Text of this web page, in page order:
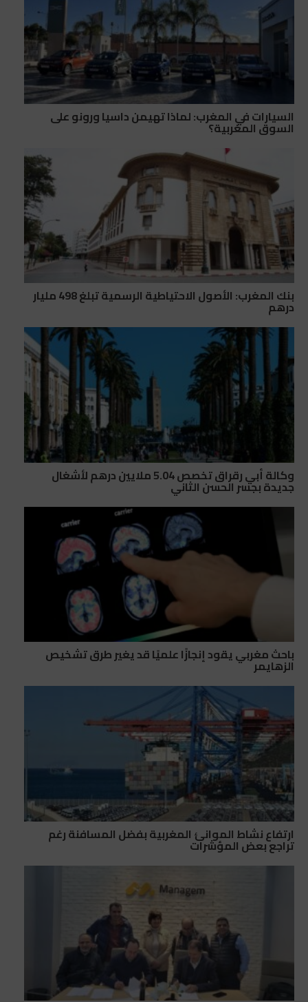
السيارات في المغرب: لماذا تهيمن داسيا ورونو على
السوق المغربية؟
بنك المغرب: الأصول الاحتياطية الرسمية تبلغ 498 مليار
درهم
وكالة أبي رقراق تخصص 5.04 ملايين درهم لأشغال
جديدة بجسر الحسن الثاني
باحث مغربي يقود إنجازًا علميًا قد يغير طرق تشخيص
الزهايمر
ارتفاع نشاط الموانئ المغربية بفضل المسافنة رغم
تراجع بعض المؤشرات